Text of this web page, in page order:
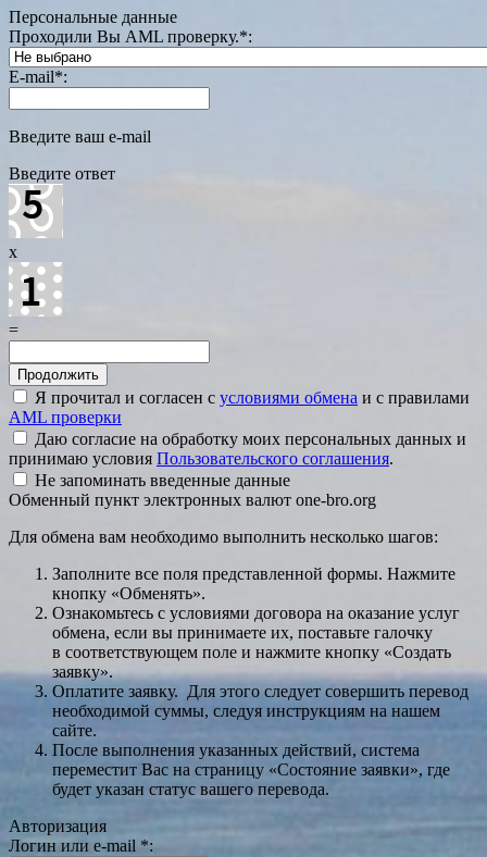
Персональные данные
Проходили Вы AML проверку.*:
E-mail*:
Введите ваш e-mail
Введите ответ
x
=
Я прочитал и согласен с условиями обмена и с правилами
AML проверки
Даю согласие на обработку моих персональных данных и
принимаю условия Пользовательского соглашения.
Не запоминать введенные данные
Обменный пункт электронных валют one-bro.org
Для обмена вам необходимо выполнить несколько шагов:
Заполните все поля представленной формы. Нажмите
кнопку «Обменять».
Ознакомьтесь с условиями договора на оказание услуг
обмена, если вы принимаете их, поставьте галочку
в соответствующем поле и нажмите кнопку «Создать
заявку».
Оплатите заявку. Для этого следует совершить перевод
необходимой суммы, следуя инструкциям на нашем
сайте.
После выполнения указанных действий, система
переместит Вас на страницу «Состояние заявки», где
будет указан статус вашего перевода.
Авторизация
Логин или e-mail *: